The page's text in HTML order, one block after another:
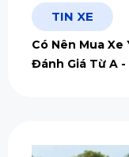
TIN XE
Có Nên Mua Xe
Đánh Giá Từ A -